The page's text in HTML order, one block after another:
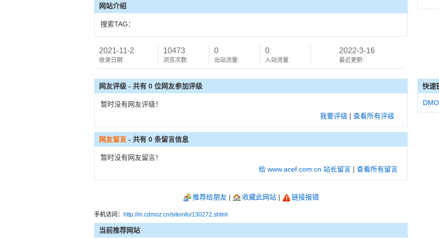
网站介绍
搜索TAG：
2021-11-2
收录日期:
10473
浏览次数:
0
出站流量:
0
入站流量:
2022-3-16
最近更新:
网友评级 - 共有 0 位网友参加评级
暂时没有网友评级！
我要评级 | 查看所有评级
网友留言 - 共有 0 条留言信息
暂时没有网友留言！
给 www.acef.com.cn 站长留言 | 查看所有留言
推荐给朋友 | 收藏此网站| 链接报错
手机访问： http://m.cdmoz.cn/siteinfo/130272.shtml
当前推荐网站
快速